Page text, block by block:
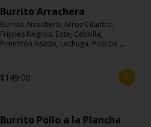
Burrito Arrachera
Burrito Arrachera, Arroz Cilantro,
Frijoles Negros, Eote, Cebolla,
Pimentón Asado, Lechuga, Pico De
$149.00
Burrito Pollo a la Plancha